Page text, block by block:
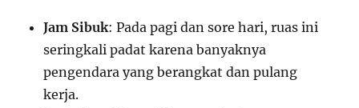
Jam Sibuk: Pada pagi dan sore hari, ruas ini
seringkali padat karena banyaknya
pengendara yang berangkat dan pulang
kerja.